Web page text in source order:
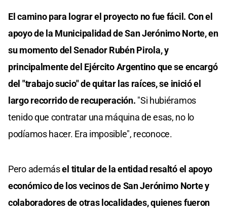
El camino para lograr el proyecto no fue fácil. Con el
apoyo de la Municipalidad de San Jerónimo Norte, en
su momento del Senador Rubén Pirola, y
principalmente del Ejército Argentino que se encargó
del "trabajo sucio" de quitar las raíces, se inició el
largo recorrido de recuperación. "Si hubiéramos
tenido que contratar una máquina de esas, no lo
podíamos hacer. Era imposible", reconoce.
Pero ademásel titular de la entidad resaltó el apoyo
económico de los vecinos de San Jerónimo Norte y
colaboradores de otras localidades, quienes fueron